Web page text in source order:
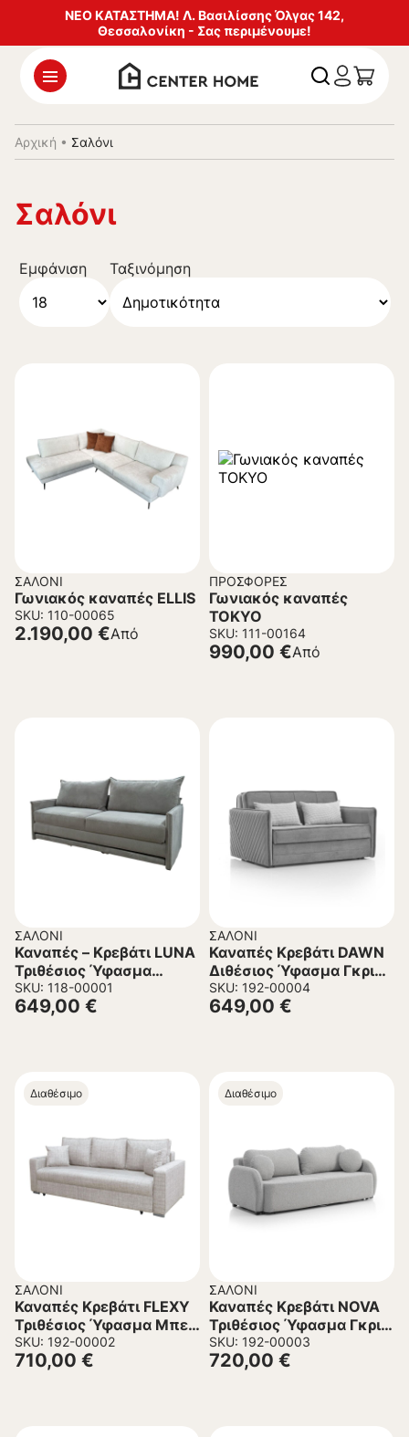
ΝΕΟ ΚΑΤΑΣΤΗΜΑ! Λ. Βασιλίσσης Όλγας 142,
Θεσσαλονίκη - Σας περιμένουμε!
Αρχική • Σαλόνι
Σαλόνι
Εμφάνιση Ταξινόμηση
ΣΑΛΌΝΙ
Γωνιακός καναπές ELLIS
SKU: 110-00065
Από
2.190,00 €
ΠΡΟΣΦΟΡΈΣ
Γωνιακός καναπές
TOKYO
SKU: 111-00164
Από
990,00 €
ΣΑΛΌΝΙ
Καναπές – Κρεβάτι LUNA
Τριθέσιος Ύφασμα
Μπουκλέ Γκρί ανοικτό
215x85x105Υεκ.
SKU: 118-00001
649,00 €
ΣΑΛΌΝΙ
Καναπές Κρεβάτι DAWN
Διθέσιος Ύφασμα Γκρι
166x113x91 εκ.
SKU: 192-00004
649,00 €
Διαθέσιμο
ΣΑΛΌΝΙ
Καναπές Κρεβάτι FLEXY
Τριθέσιος Ύφασμα Μπεζ
233x103x91 εκ.
SKU: 192-00002
710,00 €
Διαθέσιμο
ΣΑΛΌΝΙ
Καναπές Κρεβάτι NOVA
Τριθέσιος Ύφασμα Γκρι
226x103x90 εκ.
SKU: 192-00003
720,00 €